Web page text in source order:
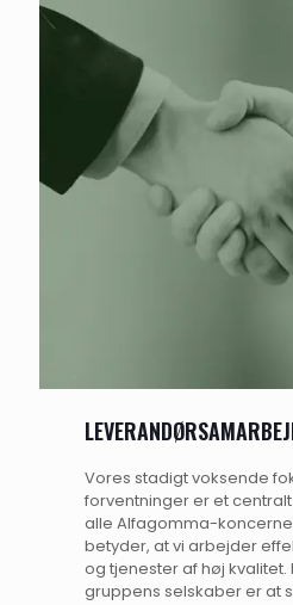
Vores stadigt voksende
forventninger er et
alle Alfagomma-
betyder, at vi arbejder
og tjenester af høj
gruppens selskaber er at